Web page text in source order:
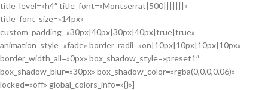
title_level=»h4″ title_font=»Montserrat|500|||||||»
title_font_size=»14px»
custom_padding=»30px|40px|30px|40px|true|true»
animation_style=»fade» border_radii=»on|10px|10px|10px|10px»
border_width_all=»0px» box_shadow_style=»preset1″
box_shadow_blur=»30px» box_shadow_color=»rgba(0,0,0,0.06)»
locked=»off» global_colors_info=»{}»]